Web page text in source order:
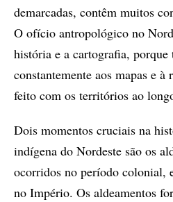
demarcadas, contêm muitos
O ofício antropológico no
história e a cartografia, porque
constantemente aos mapas e
feito com os territórios ao
Dois momentos cruciais na
indígena do Nordeste são os
ocorridos no período colonial,
no Império. Os aldeamentos